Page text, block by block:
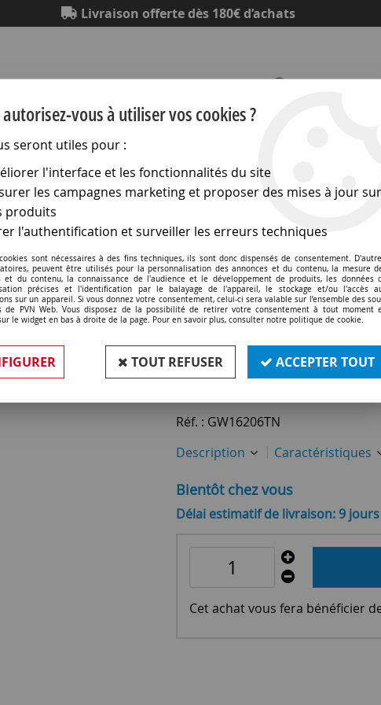
Livraison offerte dès 180€ d’achats
Chorus>Plaques Lux rectangulaires> Plaque lux
Plaque lux rectangulaire - en
chorus (GW16206TN)
Soyez le premier à donner
26,30 €TTC
Réf. : GW16206TN
Description
Caractéristiques
Bientôt chez vous
Délai estimatif de livraison: 9 jours
Cet achat vous fera bénéficier
vous à utiliser vos cookies ?
seront utiles pour :
l'interface et les fonctionnalités du site
les campagnes marketing et proposer des mises à jour sur
produits
l'authentification et surveiller les erreurs techniques
sont nécessaires à des fins techniques, ils sont donc dispensés de consentement.
peuvent être utilisés pour la personnalisation des annonces et du contenu, la mesure
et du contenu, la connaissance de l'audience et le développement de produits, les données
précises et l'identification par le balayage de l'appareil, le stockage et/ou l'accès
sur un appareil. Si vous donnez votre consentement, celui-ci sera valable sur l’ensemble des
de PVN Web. Vous disposez de la possibilité de retirer votre consentement à tout moment
le widget en bas à droite de la page. Pour en savoir plus, consulter notre politique de cookie.
TOUT REFUSER ACCEPTER TOUT